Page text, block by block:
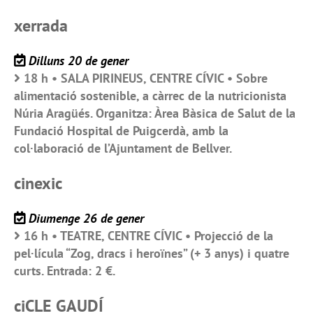
xerrada
Dilluns 20 de gener
18 h • SALA PIRINEUS, CENTRE CÍVIC • Sobre
alimentació sostenible, a càrrec de la nutricionista
Núria Aragüés. Organitza: Àrea Bàsica de Salut de la
Fundació Hospital de Puigcerdà, amb la
col·laboració de l’Ajuntament de Bellver.
cinexic
Diumenge 26 de gener
16 h • TEATRE, CENTRE CÍVIC • Projecció de la
pel·lícula “Zog, dracs i heroïnes” (+ 3 anys) i quatre
curts. Entrada: 2 €.
ciCLE GAUDÍ